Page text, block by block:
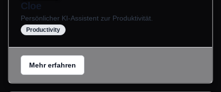
Cloe
Persönlicher KI-Assistent zur Produktivität.
Productivity
Mehr erfahren